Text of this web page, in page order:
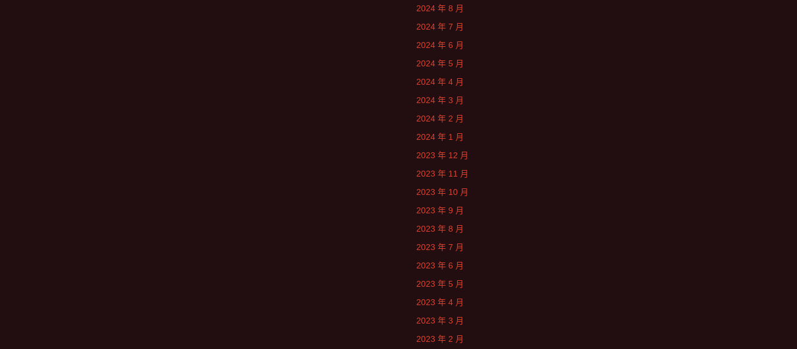
2024 年 8 月
2024 年 7 月
2024 年 6 月
2024 年 5 月
2024 年 4 月
2024 年 3 月
2024 年 2 月
2024 年 1 月
2023 年 12 月
2023 年 11 月
2023 年 10 月
2023 年 9 月
2023 年 8 月
2023 年 7 月
2023 年 6 月
2023 年 5 月
2023 年 4 月
2023 年 3 月
2023 年 2 月